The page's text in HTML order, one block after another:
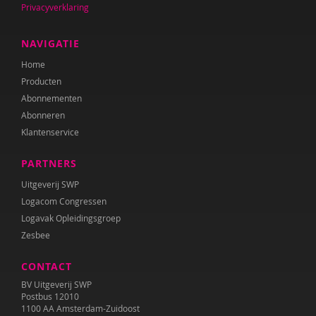
Ester van den Boog
Caroline Boudry
Shirine Bousaid
Miranda Bron
Helma Brouwers
Arie de Bruin
Ed Buitenhek
Wouter Bulckaert
Theo Cappon
Lieve Claeys
Privacyverklaring
NAVIGATIE
Home
Producten
Abonnementen
Abonneren
Klantenservice
PARTNERS
Uitgeverij SWP
Logacom Congressen
Logavak Opleidingsgroep
Zesbee
CONTACT
BV Uitgeverij SWP
Postbus 12010
1100 AA Amsterdam-Zuidoost